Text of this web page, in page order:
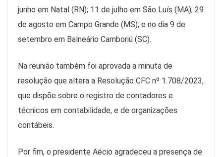
junho em Natal (RN); 11 de julho em São Luís (MA); 29
de agosto em Campo Grande (MS); e no dia 9 de
setembro em Balneário Camboriú (SC).
Na reunião também foi aprovada a minuta de
resolução que altera a Resolução CFC nº 1.708/2023,
que dispõe sobre o registro de contadores e
técnicos em contabilidade, e de organizações
contábeis.
Por fim, o presidente Aécio agradeceu a presença de